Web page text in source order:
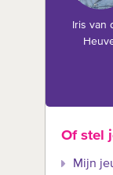
Iris van
Of stel
Mijn